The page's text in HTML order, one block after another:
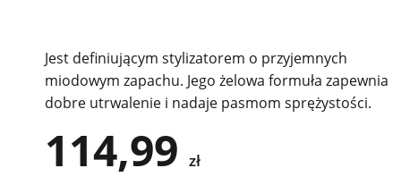
Jest definiującym stylizatorem o przyjemnych
miodowym zapachu. Jego żelowa formuła zapewnia
dobre utrwalenie i nadaje pasmom sprężystości.
114,99 zł